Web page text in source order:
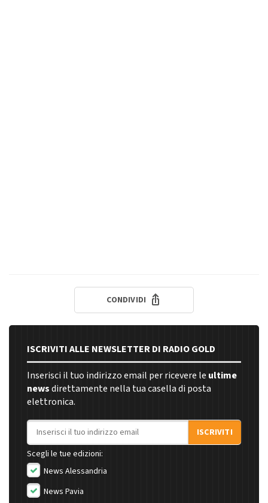
CONDIVIDI
ISCRIVITI ALLE NEWSLETTER DI RADIO GOLD
Inserisci il tuo indirizzo email per ricevere le ultime
newsdirettamente nella tua casella di posta
elettronica.
Indirizzo email
ISCRIVITI
Scegli le tue edizioni:
News Alessandria
News Pavia